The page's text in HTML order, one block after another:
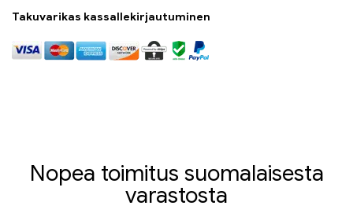
Takuvarikas kassallekirjautuminen
Nopea toimitus suomalaisesta
varastosta